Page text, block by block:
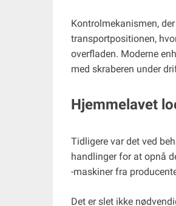
Kontrolmekanismen,
transportpositionen,
overfladen. Moderne
med skraberen under
Hjemmelavet
Tidligere var det ved
handlinger for at opnå
-maskiner fra
Det er slet ikke